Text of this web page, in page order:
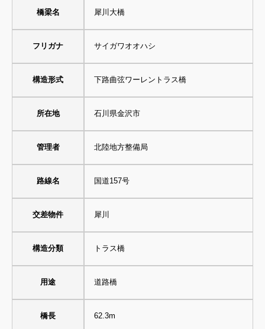
橋梁名 犀川大橋
フリガナ サイガワオオハシ
構造形式 下路曲弦ワーレントラス橋
所在地 石川県金沢市
管理者 北陸地方整備局
路線名 国道157号
交差物件 犀川
構造分類 トラス橋
用途 道路橋
橋長 62.3m